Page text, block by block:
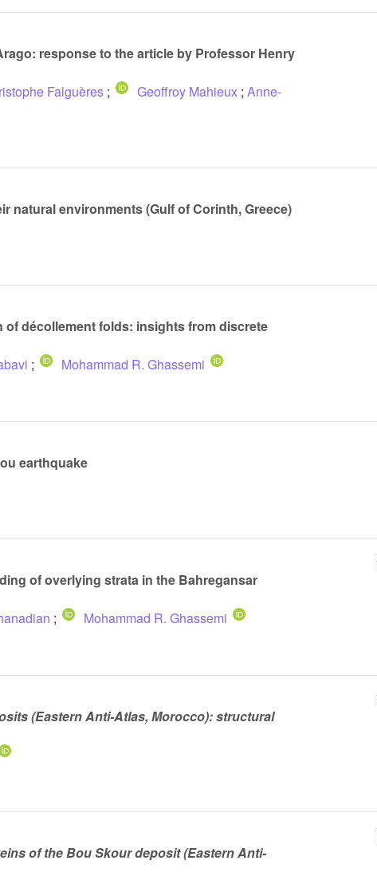
response to the article by Professor Henry
Falguères ; Geoffroy Mahieux ; Anne-
natural environments (Gulf of Corinth, Greece)
décollement folds: insights from discrete
; Mohammad R. Ghassemi
earthquake
of overlying strata in the Bahregansar
; Mohammad R. Ghassemi
(Eastern Anti-Atlas, Morocco): structural
of the Bou Skour deposit (Eastern Anti-